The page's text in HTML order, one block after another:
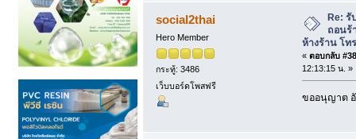
social2thai
Hero Member
กระทู้: 3486
เว็บบอร์ดโพสฟรี
Re: รั
ถอนร้
ห้างร้าน โท
« ตอบกลับ
12:13:15 น. »
ขออนุญาต